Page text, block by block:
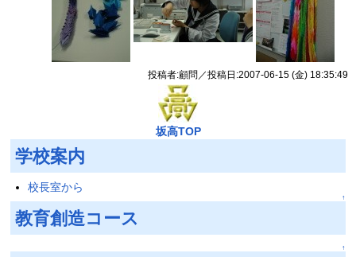
投稿者:顧問／投稿日:2007-06-15 (金) 18:35:49
坂高TOP
学校案内
校長室から
↑
教育創造コース
↑